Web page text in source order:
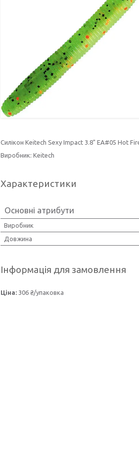
Силікон Keitech Sexy Impact 3.8" EA#05 Hot
Виробник: Keitech
Характеристики
Основні атрибути
Виробник
Довжина
Інформація для замовлення
Ціна: 306 ₴/упаковка